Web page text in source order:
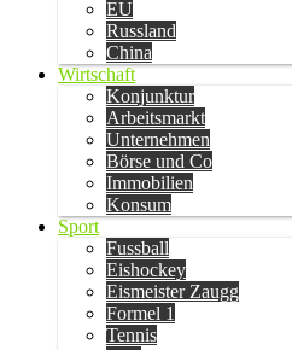
EU
Russland
China
Wirtschaft
Konjunktur
Arbeitsmarkt
Unternehmen
Börse und Co
Immobilien
Konsum
Sport
Fussball
Eishockey
Eismeister Zaugg
Formel 1
Tennis